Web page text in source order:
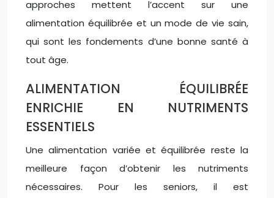
approches mettent l’accent sur une
alimentation équilibrée et un mode de vie sain,
qui sont les fondements d’une bonne santé à
tout âge.
ALIMENTATION ÉQUILIBRÉE
ENRICHIE EN NUTRIMENTS
ESSENTIELS
Une alimentation variée et équilibrée reste la
meilleure façon d’obtenir les nutriments
nécessaires. Pour les seniors, il est